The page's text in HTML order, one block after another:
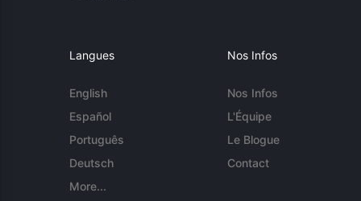
Langues
English
Español
Português
Deutsch
More...
Nos Infos
Nos Infos
L'Équipe
Le Blogue
Contact